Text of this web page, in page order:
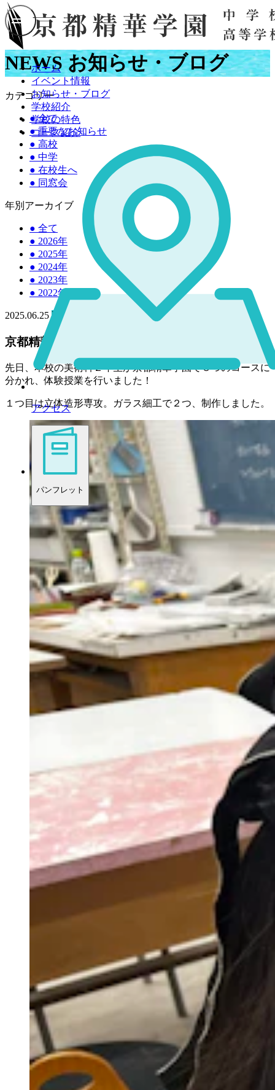
ホーム
イベント情報
お知らせ・ブログ
学校紹介
学校の特色
コース紹介
アクセス
パンフレット
NEWS お知らせ・ブログ
カテゴリー
●全て
●重要なお知らせ
● 高校
● 中学
● 在校生へ
● 同窓会
年別アーカイブ
● 全て
● 2026年
● 2025年
● 2024年
● 2023年
● 2022年
2025.06.25 高校
京都精華大学へ体験授業に行きました！
先日、本校の美術科２年生が京都精華学園で３つのコースに
分かれ、体験授業を行いました！
１つ目は立体造形専攻。ガラス細工で２つ、制作しました。